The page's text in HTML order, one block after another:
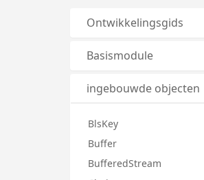
Ontwikkelingsgids
Basismodule
ingebouwde objecten
BlsKey
Buffer
BufferedStream